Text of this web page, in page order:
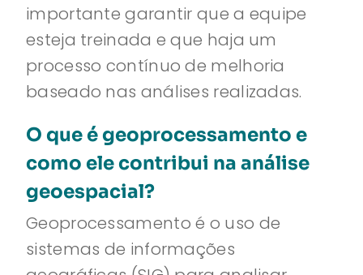
importante garantir que a equipe
esteja treinada e que haja um
processo contínuo de melhoria
baseado nas análises realizadas.
O que é geoprocessamento e
como ele contribui na análise
geoespacial?
Geoprocessamento é o uso de
sistemas de informações